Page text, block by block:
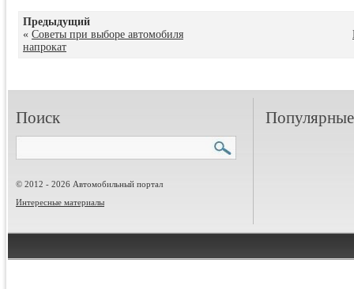
Предыдущий
« Советы при выборе автомобиля
напрокат
Поиск
© 2012 - 2026 Автомобильный портал
Интересные материалы
Популярные